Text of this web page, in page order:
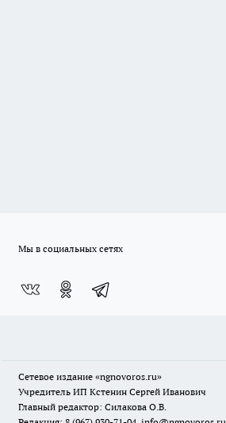
Мы в социальных сетях
Сетевое издание «ngnovoros.ru»
Учредитель ИП Кстенин Сергей Иванович
Главный редактор: Силакова О.В.